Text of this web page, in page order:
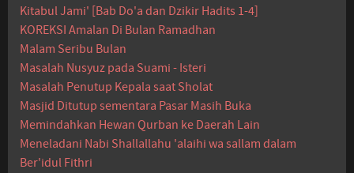
Kitabul Jami' [Bab Do'a dan Dzikir Hadits 1-4]
KOREKSI Amalan Di Bulan Ramadhan
Malam Seribu Bulan
Masalah Nusyuz pada Suami - Isteri
Masalah Penutup Kepala saat Sholat
Masjid Ditutup sementara Pasar Masih Buka
Memindahkan Hewan Qurban ke Daerah Lain
Meneladani Nabi Shallallahu 'alaihi wa sallam dalam
Ber'idul Fithri